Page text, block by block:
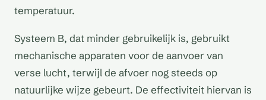
temperatuur.
Systeem B, dat minder gebruikelijk is, gebruikt
mechanische apparaten voor de aanvoer van
verse lucht, terwijl de afvoer nog steeds op
natuurlijke wijze gebeurt. De effectiviteit hiervan is